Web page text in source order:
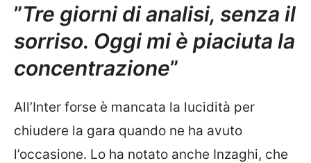
”Tre giorni di analisi, senza il
sorriso. Oggi mi è piaciuta la
concentrazione”
All’Inter forse è mancata la lucidità per
chiudere la gara quando ne ha avuto
l’occasione. Lo ha notato anche Inzaghi, che